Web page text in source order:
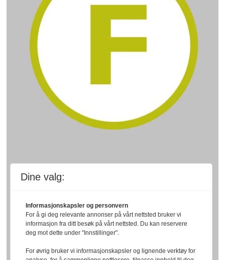
Dine valg:
Informasjonskapsler og personvern
For å gi deg relevante annonser på vårt nettsted bruker vi
informasjon fra ditt besøk på vårt nettsted. Du kan reservere
deg mot dette under "Innstillinger".
For øvrig bruker vi informasjonskapsler og lignende verktøy for